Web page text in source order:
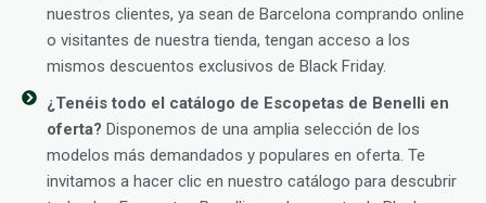
nuestros clientes, ya sean de Barcelona comprando online
o visitantes de nuestra tienda, tengan acceso a los
mismos descuentos exclusivos de Black Friday.
¿Tenéis todo el catálogo de Escopetas de Benelli en
oferta? Disponemos de una amplia selección de los
modelos más demandados y populares en oferta. Te
invitamos a hacer clic en nuestro catálogo para descubrir